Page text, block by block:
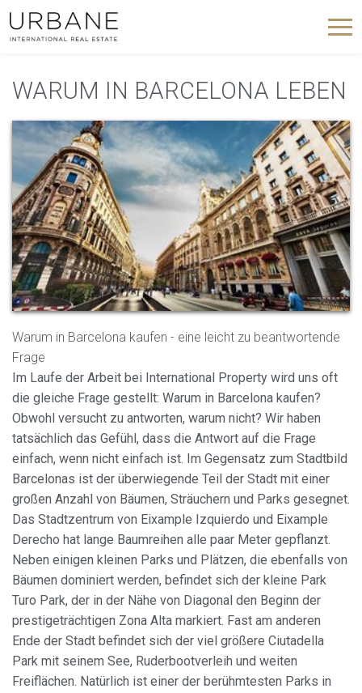
WARUM IN BARCELONA LEBEN
Warum in Barcelona kaufen - eine leicht zu beantwortende
Frage
Im Laufe der Arbeit bei International Property wird uns oft
die gleiche Frage gestellt: Warum in Barcelona kaufen?
Obwohl versucht zu antworten, warum nicht? Wir haben
tatsächlich das Gefühl, dass die Antwort auf die Frage
einfach, wenn nicht einfach ist. Im Gegensatz zum Stadtbild
Barcelonas ist der überwiegende Teil der Stadt mit einer
großen Anzahl von Bäumen, Sträuchern und Parks gesegnet.
Das Stadtzentrum von Eixample Izquierdo und Eixample
Derecho hat lange Baumreihen alle paar Meter gepflanzt.
Neben einigen kleinen Parks und Plätzen, die ebenfalls von
Bäumen dominiert werden, befindet sich der kleine Park
Turo Park, der in der Nähe von Diagonal den Beginn der
prestigeträchtigen Zona Alta markiert. Fast am anderen
Ende der Stadt befindet sich der viel größere Ciutadella
Park mit seinem See, Ruderbootverleih und weiten
Freiflächen. Natürlich ist einer der berühmtesten Parks in
Cookies ändern
Technik und Funktional
Immer aktiv
Diese Website verwendet eigene Cookies, um
Informationen zu sammeln, um unsere Dienste zu
verbessern. Wenn Sie weiter surfen, akzeptieren Sie deren
Installation. Der Benutzer hat die Möglichkeit, seinen
Browser zu konfigurieren und auf Wunsch zu verhindern,
dass er auf seiner Festplatte installiert wird, obwohl er
bedenken muss, dass dies zu Schwierigkeiten beim
Navigieren auf der Website führen kann.